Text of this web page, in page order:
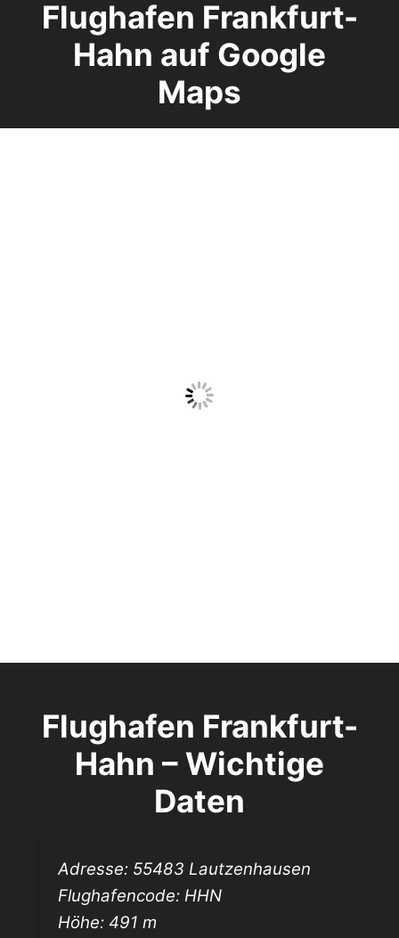
Flughafen Frankfurt-
Hahn auf Google
Maps
Flughafen Frankfurt-
Hahn – Wichtige
Daten
Adresse: 55483 Lautzenhausen
Flughafencode: HHN
Höhe: 491 m